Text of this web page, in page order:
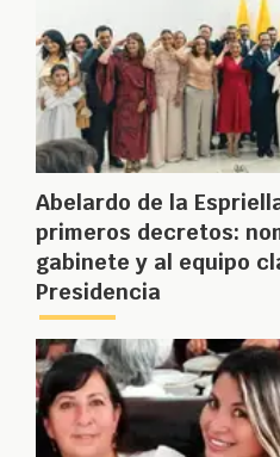
Abelardo de la
primeros decretos:
gabinete y al equipo
Presidencia